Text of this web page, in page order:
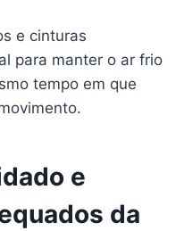
e cinturas
para manter o ar frio
tempo em que
e
da